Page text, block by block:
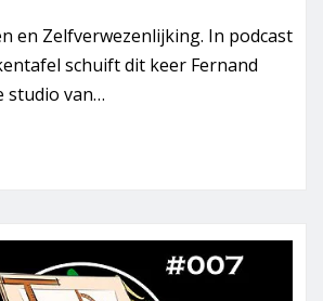
en Zelfverwezenlijking. In podcast
schuift dit keer Fernand
studio van…